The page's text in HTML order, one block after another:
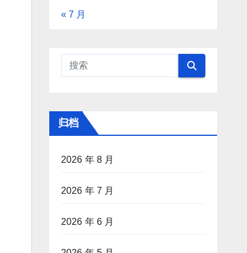
« 7 月
归档
2026 年 8 月
2026 年 7 月
2026 年 6 月